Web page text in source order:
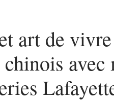
art de
avec